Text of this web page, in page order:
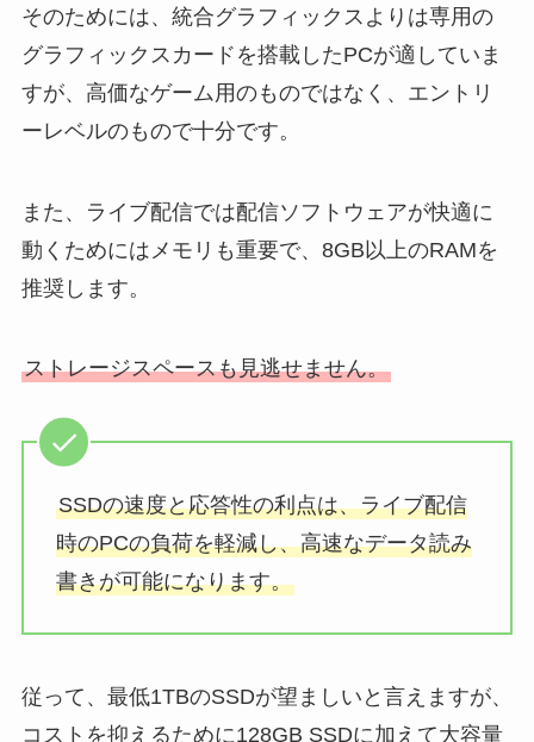
そのためには、統合グラフィックスよりは専用の
グラフィックスカードを搭載したPCが適していま
すが、高価なゲーム用のものではなく、エントリ
ーレベルのもので十分です。
また、ライブ配信では配信ソフトウェアが快適に
動くためにはメモリも重要で、8GB以上のRAMを
推奨します。
ストレージスペースも見逃せません。
SSDの速度と応答性の利点は、ライブ配信
時のPCの負荷を軽減し、高速なデータ読み
書きが可能になります。
従って、最低1TBのSSDが望ましいと言えますが、
コストを抑えるために128GB SSDに加えて大容量